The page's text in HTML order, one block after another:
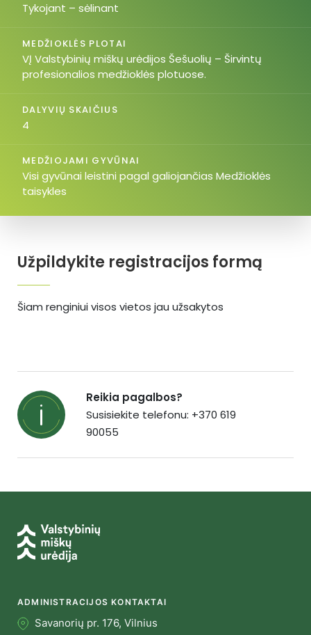
Užpildykite registracijos formą
Šiam renginiui visos vietos jau užsakytos
Tykojant – sėlinant
MEDŽIOKLĖS PLOTAI
VĮ Valstybinių miškų urėdijos Šešuolių – Širvintų
profesionalios medžioklės plotuose.
DALYVIŲ SKAIČIUS
4
MEDŽIOJAMI GYVŪNAI
Visi gyvūnai leistini pagal galiojančias Medžioklės
taisykles
Reikia pagalbos?
Susisiekite telefonu: +370 619
90055
ADMINISTRACIJOS KONTAKTAI
Savanorių pr. 176, Vilnius